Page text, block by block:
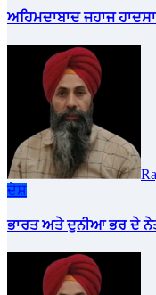
ਅਹਿਮਦਾਬਾਦ ਜਹਾਜ
ਦੇਸ਼
ਭਾਰਤ ਅਤੇ ਦੁਨੀਆ ਭਰ ਦੇ